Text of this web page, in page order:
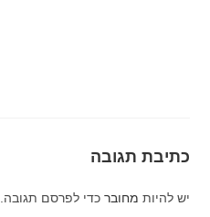
כתיבת תגובה
יש להיות מחובר כדי לפרסם תגובה.